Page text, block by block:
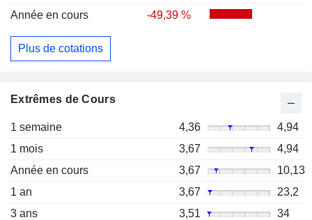
Année en cours -49,39 %
Plus de cotations
Extrêmes de Cours
1 semaine 4,36
4,94
1 mois
3,67
4,94
Année en cours
3,67
10,13
1 an
3,67
23,2
3 ans
3,51
34